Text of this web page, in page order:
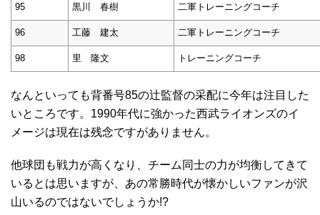
95 黒川 春樹 二軍トレーニングコーチ
96 工藤 建太 二軍トレーニングコーチ
98 里 隆文 トレーニングコーチ
なんといっても背番号85の辻監督の采配に今年は注目した
いところです。1990年代に強かった西武ライオンズのイ
メージは現在は残念ですがありません。
他球団も戦力が高くなり、チーム同士の力が均衡してきて
いるとは思いますが、あの常勝時代が懐かしいファンが沢
山いるのではないでしょうか!?